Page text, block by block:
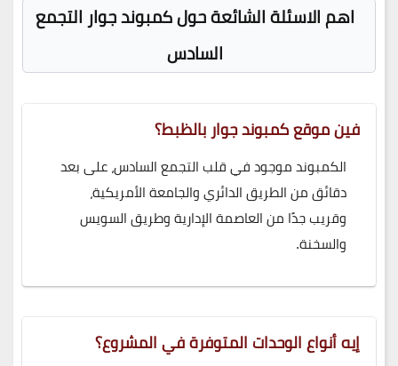
اهم الاسئلة الشائعة حول كمبوند جوار التجمع
السادس
فين موقع كمبوند جوار بالظبط؟
الكمبوند موجود في قلب التجمع السادس، على بعد
دقائق من الطريق الدائري والجامعة الأمريكية،
وقريب جدًا من العاصمة الإدارية وطريق السويس
والسخنة.
إيه أنواع الوحدات المتوفرة في المشروع؟